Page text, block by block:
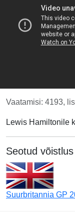
Vaatamisi: 4193,
Lewis Hamiltonile
Seotud võistlus
Suurbritannia GP